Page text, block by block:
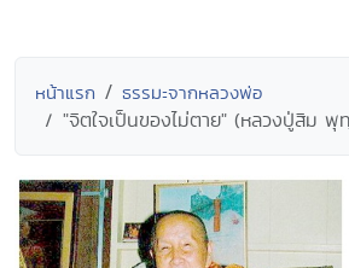
หน้าแรก ธรรมะจากหลวงพ่อ
"จิตใจเป็นของไม่ตาย" (หลวงปู่สิม พุทฺ